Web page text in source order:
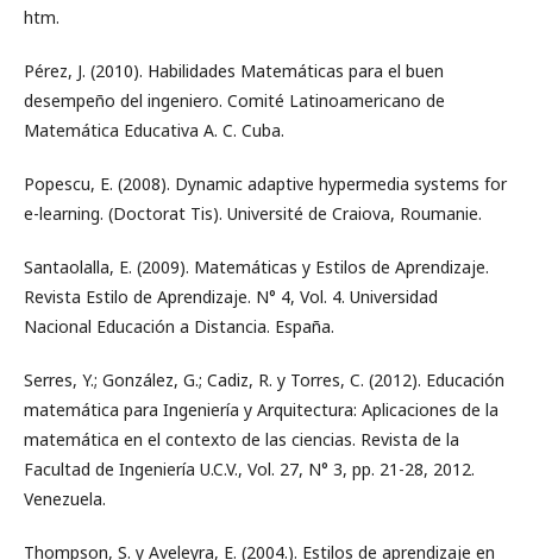
htm.
Pérez, J. (2010). Habilidades Matemáticas para el buen
desempeño del ingeniero. Comité Latinoamericano de
Matemática Educativa A. C. Cuba.
Popescu, E. (2008). Dynamic adaptive hypermedia systems for
e-learning. (Doctorat Tis). Université de Craiova, Roumanie.
Santaolalla, E. (2009). Matemáticas y Estilos de Aprendizaje.
Revista Estilo de Aprendizaje. N° 4, Vol. 4. Universidad
Nacional Educación a Distancia. España.
Serres, Y.; González, G.; Cadiz, R. y Torres, C. (2012). Educación
matemática para Ingeniería y Arquitectura: Aplicaciones de la
matemática en el contexto de las ciencias. Revista de la
Facultad de Ingeniería U.C.V., Vol. 27, N° 3, pp. 21-28, 2012.
Venezuela.
Thompson, S. y Aveleyra, E. (2004.). Estilos de aprendizaje en